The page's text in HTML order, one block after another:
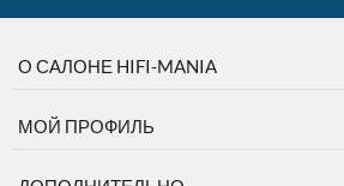
О САЛОНЕ HIFI-MANIA
МОЙ ПРОФИЛЬ